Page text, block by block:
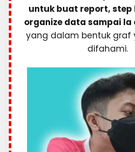
untuk buat report, step
organize data sampai
yang dalam bentuk graf
difahami.